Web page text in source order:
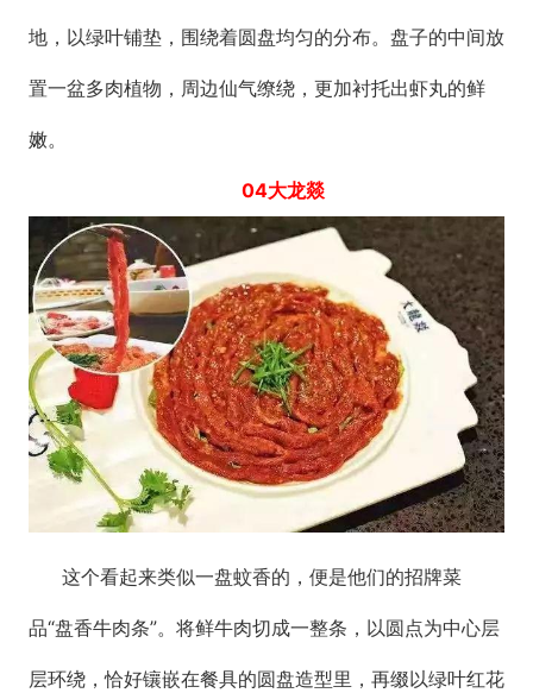
地，以绿叶铺垫，围绕着圆盘均匀的分布。盘子的中间放
置一盆多肉植物，周边仙气缭绕，更加衬托出虾丸的鲜
嫩。
04大龙燚
这个看起来类似一盘蚊香的，便是他们的招牌菜
品“盘香牛肉条”。将鲜牛肉切成一整条，以圆点为中心层
层环绕，恰好镶嵌在餐具的圆盘造型里，再缀以绿叶红花